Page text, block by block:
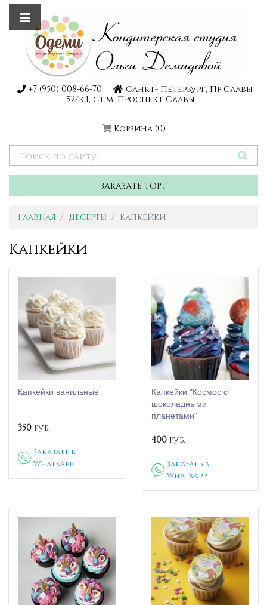
+7 (950) 008-66-70
Санкт- Петербург, Пр Славы
52/к.1, ст.м. Проспект Славы
Корзина (0)
ЗАКАЗАТЬ ТОРТ
Главная Десерты Капкейки
Капкейки
Капкейки ванильные
350 руб.
Заказать в
WhatsApp
Капкейки "Космос с
шоколадными
планетами"
400 руб.
Заказать в
WhatsApp